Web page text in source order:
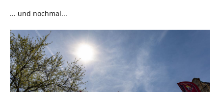
... und nochmal...